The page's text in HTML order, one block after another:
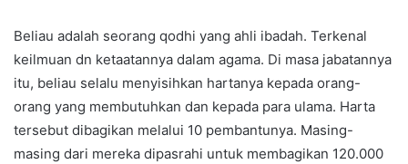
Beliau adalah seorang qodhi yang ahli ibadah. Terkenal
keilmuan dn ketaatannya dalam agama. Di masa jabatannya
itu, beliau selalu menyisihkan hartanya kepada orang-
orang yang membutuhkan dan kepada para ulama. Harta
tersebut dibagikan melalui 10 pembantunya. Masing-
masing dari mereka dipasrahi untuk membagikan 120.000